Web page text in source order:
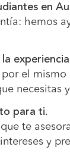
en
hemos
por el
necesitas
para ti.
te
y